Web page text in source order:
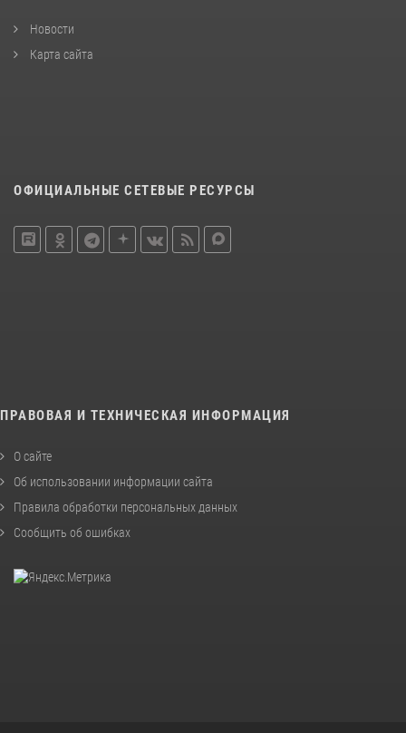
Новости
Карта сайта
ОФИЦИАЛЬНЫЕ СЕТЕВЫЕ РЕСУРСЫ
ПРАВОВАЯ И ТЕХНИЧЕСКАЯ ИНФОРМАЦИЯ
О сайте
Об использовании информации сайта
Правила обработки персональных данных
Сообщить об ошибках